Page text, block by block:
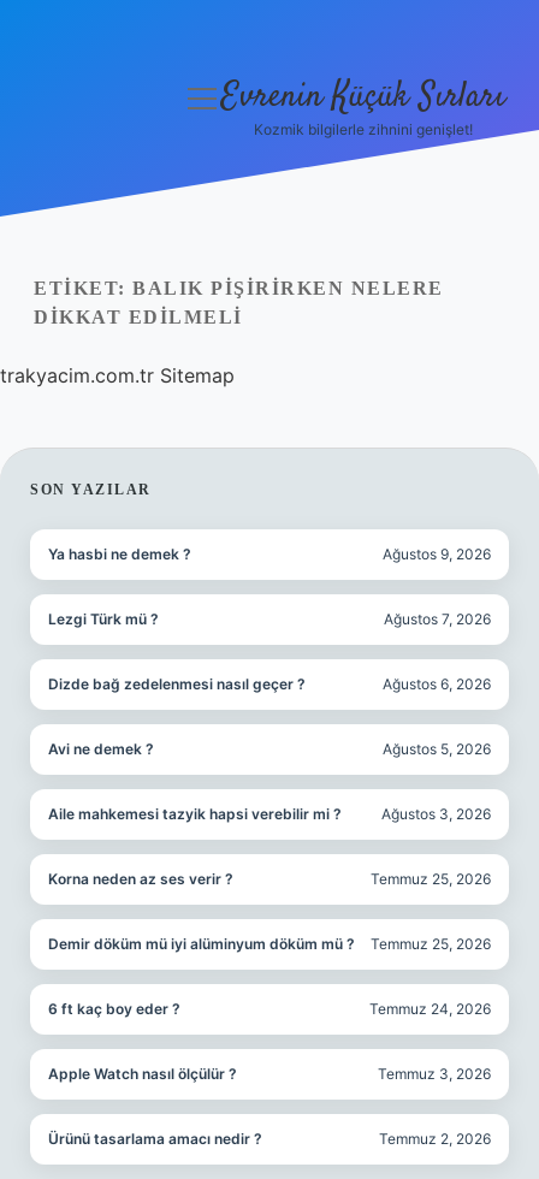
Yasal Uyarı
menüyü
Evrenin Küçük Sırları
Kozmik bilgilerle zihnini genişlet!
ETIKET: BALIK PIŞIRIRKEN NELERE
DIKKAT EDILMELI
trakyacim.com.tr Sitemap
SIDEBAR
SON YAZILAR
Ya hasbi ne demek ? Ağustos 9, 2026
Lezgi Türk mü ? Ağustos 7, 2026
Dizde bağ zedelenmesi nasıl geçer ? Ağustos 6, 2026
Avi ne demek ? Ağustos 5, 2026
Aile mahkemesi tazyik hapsi verebilir mi ? Ağustos 3, 2026
Korna neden az ses verir ? Temmuz 25, 2026
Demir döküm mü iyi alüminyum döküm mü ? Temmuz 25, 2026
6 ft kaç boy eder ? Temmuz 24, 2026
Apple Watch nasıl ölçülür ? Temmuz 3, 2026
Ürünü tasarlama amacı nedir ? Temmuz 2, 2026